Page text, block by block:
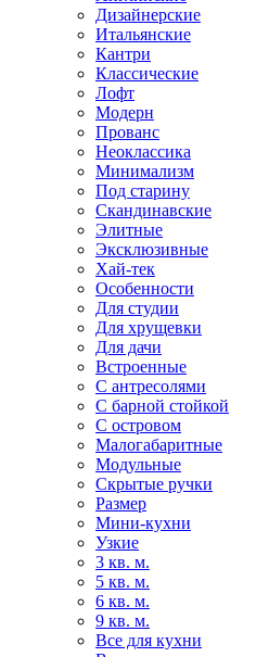
Дизайнерские
Итальянские
Кантри
Классические
Лофт
Модерн
Прованс
Неоклассика
Минимализм
Под старину
Скандинавские
Элитные
Эксклюзивные
Хай-тек
Особенности
Для студии
Для хрущевки
Для дачи
Встроенные
С антресолями
С барной стойкой
С островом
Малогабаритные
Модульные
Скрытые ручки
Размер
Мини-кухни
Узкие
3 кв. м.
5 кв. м.
6 кв. м.
9 кв. м.
Все для кухни